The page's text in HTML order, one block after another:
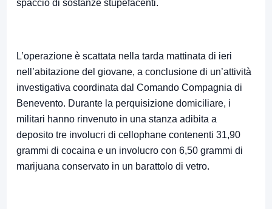
spaccio di sostanze stupefacenti.
L’operazione è scattata nella tarda mattinata di ieri
nell’abitazione del giovane, a conclusione di un’attività
investigativa coordinata dal Comando Compagnia di
Benevento. Durante la perquisizione domiciliare, i
militari hanno rinvenuto in una stanza adibita a
deposito tre involucri di cellophane contenenti 31,90
grammi di cocaina e un involucro con 6,50 grammi di
marijuana conservato in un barattolo di vetro.